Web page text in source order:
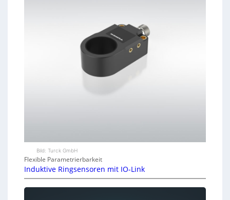
Bild: Turck GmbH
Flexible Parametrierbarkeit
Induktive Ringsensoren mit IO-Link